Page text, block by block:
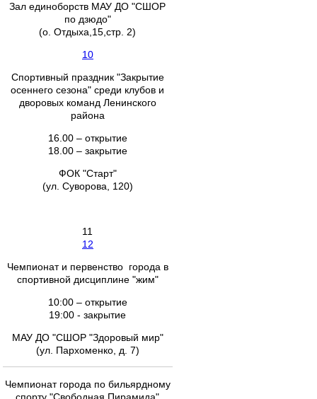
Зал единоборств МАУ ДО "СШОР
по дзюдо"
(о. Отдыха,15,стр. 2)
10
Спортивный праздник "Закрытие
осеннего сезона" среди клубов и
дворовых команд Ленинского
района
16.00 – открытие
18.00 – закрытие
ФОК "Старт"
(ул. Суворова, 120)
11
12
Чемпионат и первенство города в
спортивной дисциплине "жим"
10:00 – открытие
19:00 - закрытие
МАУ ДО "СШОР "Здоровый мир"
(ул. Пархоменко, д. 7)
Чемпионат города по бильярдному